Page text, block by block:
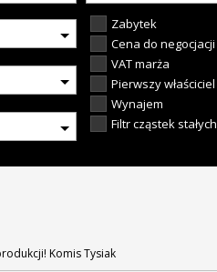
Zabytek
Cena do negocjacji
VAT marża
Pierwszy właściciel
Wynajem
Filtr cząstek stałych
Komis Tysiak